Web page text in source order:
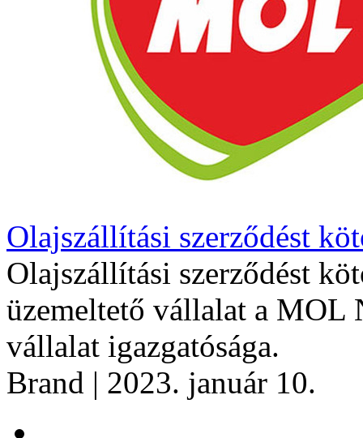
Olajszállítási szerződést
Olajszállítási szerződést
üzemeltető vállalat a
vállalat igazgatósága.
Brand | 2023. január 10.